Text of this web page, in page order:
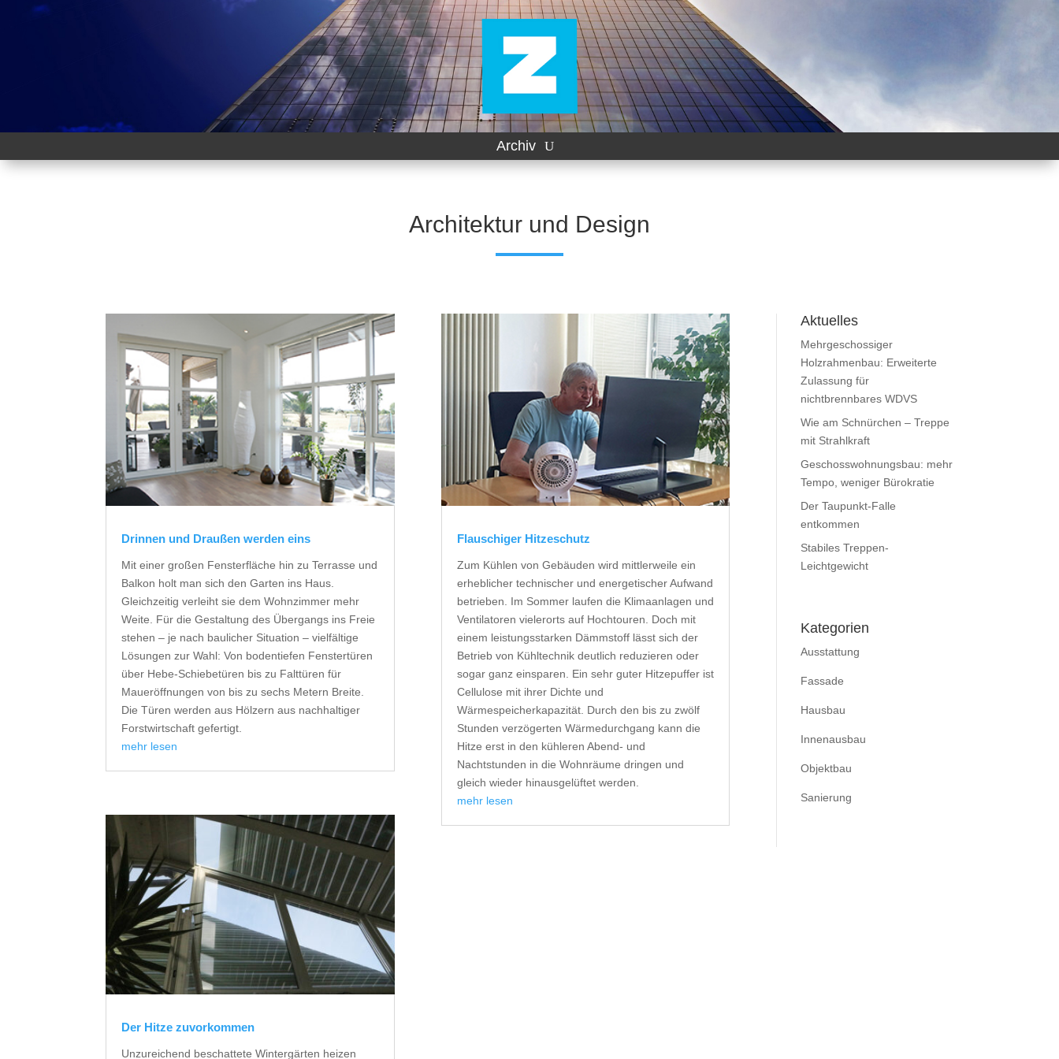
Archiv
Architektur und Design
Drinnen und Draußen werden eins
Mit einer großen Fensterfläche hin zu Terrasse und
Balkon holt man sich den Garten ins Haus.
Gleichzeitig verleiht sie dem Wohnzimmer mehr
Weite. Für die Gestaltung des Übergangs ins Freie
stehen – je nach baulicher Situation – vielfältige
Lösungen zur Wahl: Von bodentiefen Fenstertüren
über Hebe-Schiebetüren bis zu Falttüren für
Maueröffnungen von bis zu sechs Metern Breite.
Die Türen werden aus Hölzern aus nachhaltiger
Forstwirtschaft gefertigt.
mehr lesen
Der Hitze zuvorkommen
Unzureichend beschattete Wintergärten heizen
Flauschiger Hitzeschutz
Zum Kühlen von Gebäuden wird mittlerweile ein
erheblicher technischer und energetischer Aufwand
betrieben. Im Sommer laufen die Klimaanlagen und
Ventilatoren vielerorts auf Hochtouren. Doch mit
einem leistungsstarken Dämmstoff lässt sich der
Betrieb von Kühltechnik deutlich reduzieren oder
sogar ganz einsparen. Ein sehr guter Hitzepuffer ist
Cellulose mit ihrer Dichte und
Wärmespeicherkapazität. Durch den bis zu zwölf
Stunden verzögerten Wärmedurchgang kann die
Hitze erst in den kühleren Abend- und
Nachtstunden in die Wohnräume dringen und
gleich wieder hinausgelüftet werden.
mehr lesen
Aktuelles
Mehrgeschossiger
Holzrahmenbau: Erweiterte
Zulassung für
nichtbrennbares WDVS
Wie am Schnürchen – Treppe
mit Strahlkraft
Geschosswohnungsbau: mehr
Tempo, weniger Bürokratie
Der Taupunkt-Falle
entkommen
Stabiles Treppen-
Leichtgewicht
Kategorien
Ausstattung
Fassade
Hausbau
Innenausbau
Objektbau
Sanierung